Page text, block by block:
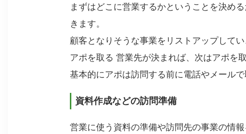
まずはどこに営業するかということを決め
きます。
顧客となりそうな事業をリストアップしてい
アポを取る 営業先が決まれば、次はアポを
基本的にアポは訪問する前に電話やメール
資料作成などの訪問準備
営業に使う資料の準備や訪問先の事業の情報